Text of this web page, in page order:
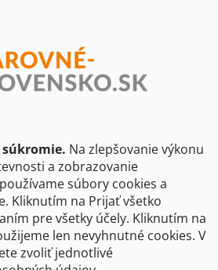
súkromie. Na zlepšovanie výkonu
a zobrazovanie
súbory cookies a
Kliknutím na Prijať všetko
pre všetky účely. Kliknutím na
len nevyhnutné cookies. V
zvoliť jednotlivé
spodmienkami ochrany osobných
bude spracovaná za účelom
stránke.
Shocart
VKÚ Mapy Harmanec
Čarovné Česko